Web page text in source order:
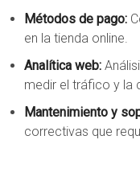
Métodos de pago:
en la tienda online.
Analítica web:
medir el tráfico y la
Mantenimiento y
correctivas que